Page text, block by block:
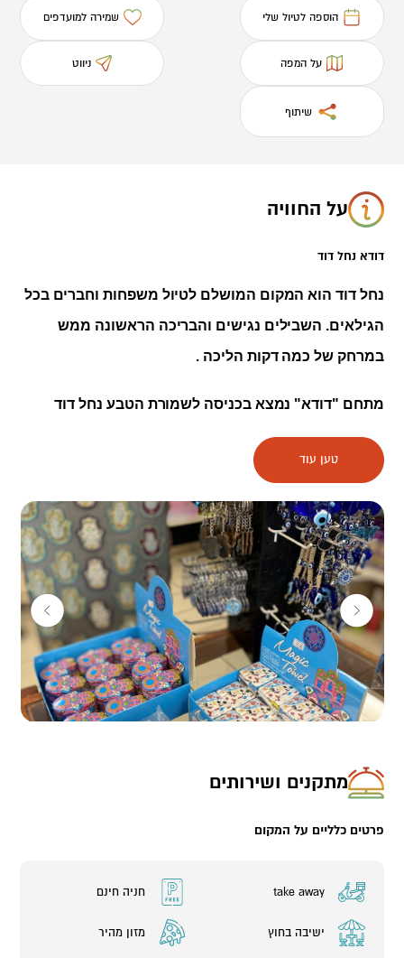
הוספה לטיול שלי שמירה למועדפים
על המפה ניווט
שיתוף
על החוויה
דודא נחל דוד
נחל דוד הוא המקום המושלם לטיול משפחות וחברים בכל
הגילאים. השבילים נגישים והבריכה הראשונה ממש
במרחק של כמה דקות הליכה .
מתחם "דודא" נמצא בכניסה לשמורת הטבע נחל דוד
ומספק כל מה שצריך לחוויה שלפני ואחרי הטיול. הוא כולל
שולחנות פיקניק וחנות נוחות שם תמצאו מגוון פינוקים
מזכרות וכל מה שמתחשק לכם.
הכי חשוב "דודא" הוא מקום בטבע שנעים לשבת בו בין
הרים לים.גם נגלה לכם שפעמים רבות מסתובבים "ליד
דודא" חיות בר כמו שפני סלע ויעלים.
פתוחים כל השנה,
שבעה ימים בשבוע. בחורף מ 8:00 עד
16:00 ובקיץ מ8:00 עד 17:00
.
טען עוד
מתקנים ושירותים
פרטים כלליים על המקום
take away חניה חינם
ישיבה בחוץ מזון מהיר